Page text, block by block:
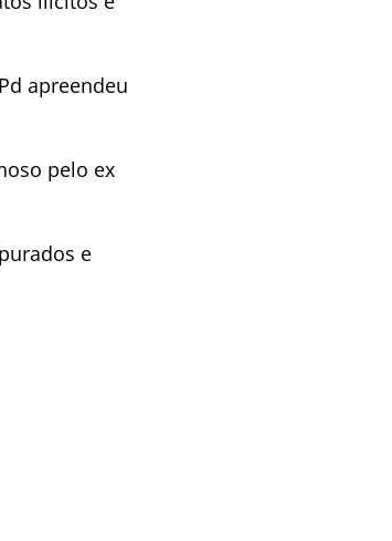
apreendeu
pelo ex
e